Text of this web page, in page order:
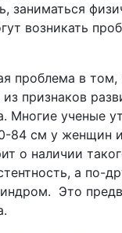
заниматься
возникать
проблема в
признаков
Многие ученые
84 см у женщин
о наличии
а по-
Это